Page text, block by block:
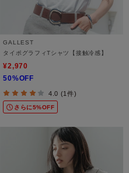
GALLEST
タイポグラフィTシャツ【接触冷感】
¥2,970
50%OFF
4.0 (1件)
さらに5%OFF